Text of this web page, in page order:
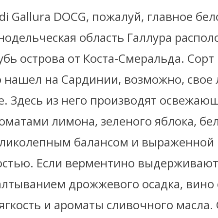
Gallura DOCG, пожалуй, главное
область Галлура
острова от Коста-Смеральда. Сорт
нашел на Сардинии, возможно, свое
Здесь из него производят
лимона, зеленого яблока,
балансом и выраженной
Если верментино
дрожжевого осадка, вино
и ароматы сливочного масла.